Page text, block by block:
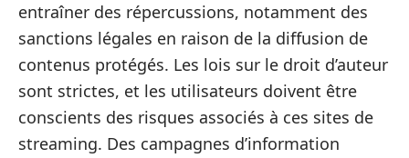
entraîner des répercussions, notamment des
sanctions légales en raison de la diffusion de
contenus protégés. Les lois sur le droit d’auteur
sont strictes, et les utilisateurs doivent être
conscients des risques associés à ces sites de
streaming. Des campagnes d’information